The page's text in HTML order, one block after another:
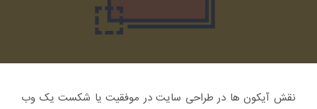
نقش آیکون ها در طراحی سایت در موفقیت یا شکست یک وب